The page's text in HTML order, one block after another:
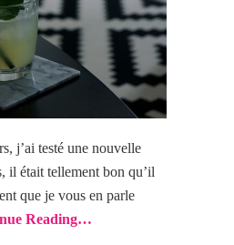
j’ai testé une nouvelle
il était tellement bon qu’il
que je vous en parle
Reading…